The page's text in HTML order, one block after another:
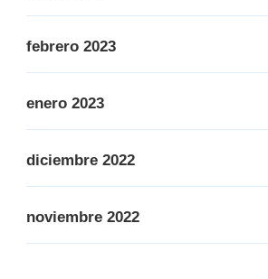
febrero 2023
enero 2023
diciembre 2022
noviembre 2022